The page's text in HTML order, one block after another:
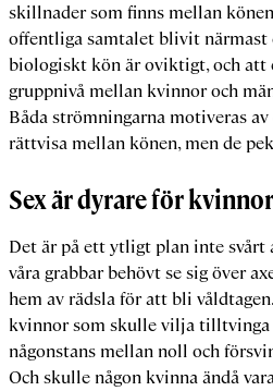
skillnader som finns mellan
offentliga samtalet blivit
biologiskt kön är oviktigt, och att
gruppnivå mellan kvinnor och
Båda strömningarna motiveras
rättvisa mellan könen, men de
Sex är dyrare för kvinnor
Det är på ett ytligt plan inte svårt
våra grabbar behövt se sig över
hem av rädsla för att bli
kvinnor som skulle vilja tilltvinga
någonstans mellan noll och
Och skulle någon kvinna ändå